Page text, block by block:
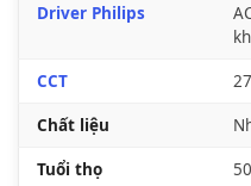
Driver Philips
CCT
Chất liệu
Tuổi thọ